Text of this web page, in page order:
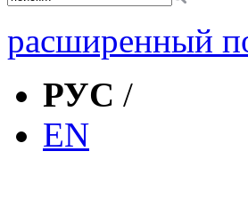
расширенный
РУС /
EN